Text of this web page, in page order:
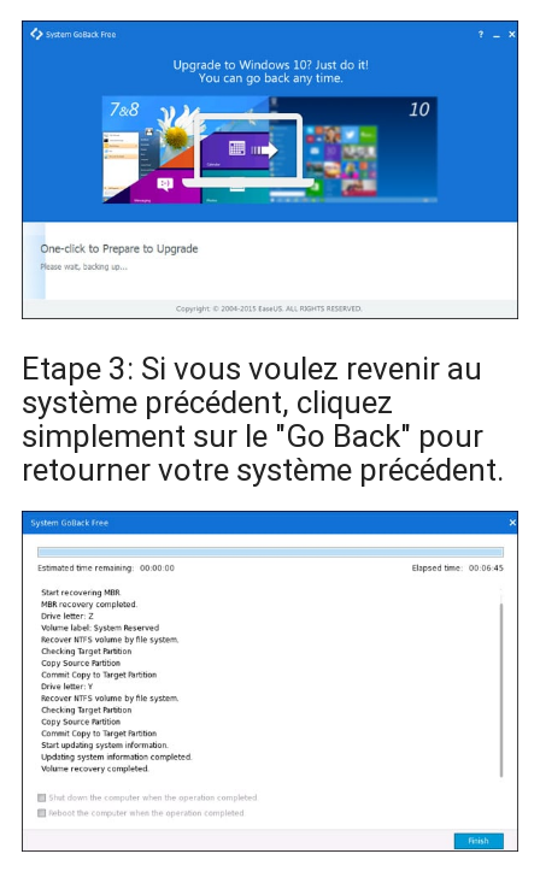
Etape 3: Si vous voulez revenir au
système précédent, cliquez
simplement sur le "Go Back" pour
retourner votre système précédent.